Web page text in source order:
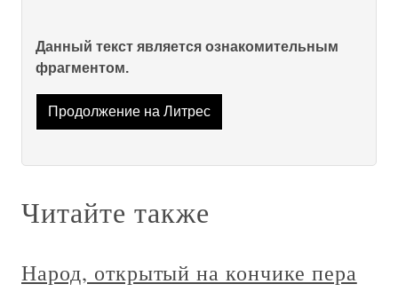
Данный текст является ознакомительным
фрагментом.
Продолжение на Литрес
Читайте также
Народ, открытый на кончике пера